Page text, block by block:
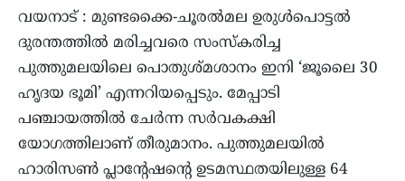
വയനാട് : മുണ്ടക്കൈ-ചൂരൽമല ഉരുൾപൊട്ടൽ
ദുരന്തത്തിൽ മരിച്ചവരെ സംസ്കരിച്ച
പുത്തുമലയിലെ പൊതുശ്മശാനം ഇനി ‘ജൂലൈ 30
ഹൃദയ ഭൂമി’ എന്നറിയപ്പെടും. മേപ്പാടി
പഞ്ചായത്തിൽ ചേർന്ന സർവകക്ഷി
യോഗത്തിലാണ് തീരുമാനം. പുത്തുമലയിൽ
ഹാരിസൺ പ്ലാന്റേഷന്റെ ഉടമസ്ഥതയിലുള്ള 64